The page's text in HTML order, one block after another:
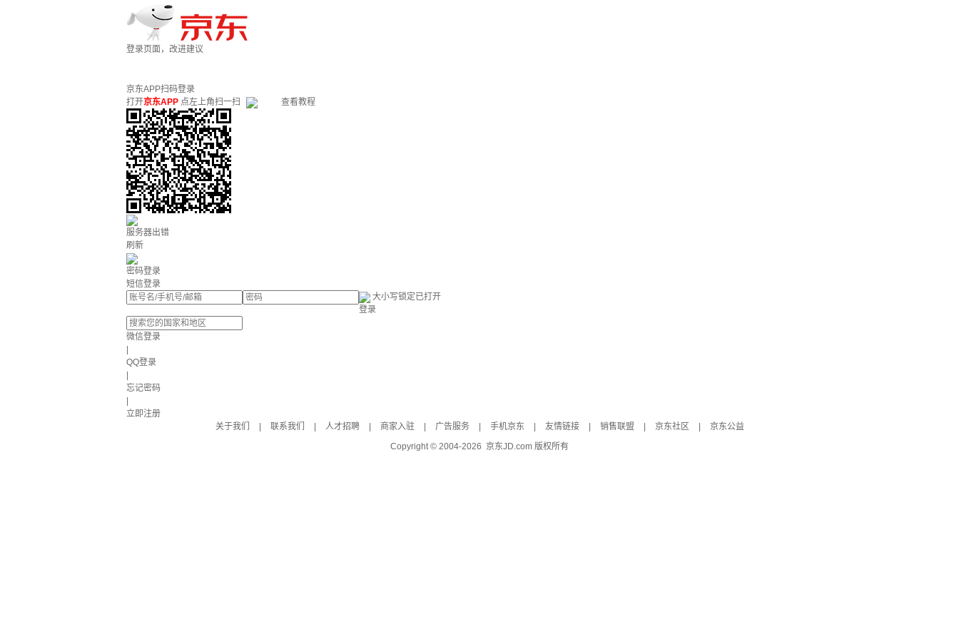
登录页面，改进建议
京东APP扫码登录
打开京东APP 点左上角扫一扫 查看教程
服务器出错
刷新
密码登录
短信登录
大小写锁定已打开
登录
微信登录
QQ登录
忘记密码
立即注册
关于我们
联系我们 人才招聘 商家入驻 广告服务 手机京东 友情链接 销售联盟 京东社区
京东公益
Copyright © 2004-2026 京东JD.com 版权所有